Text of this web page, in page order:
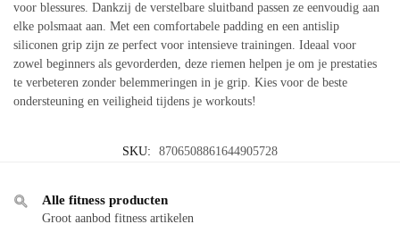
voor blessures. Dankzij de verstelbare sluitband passen ze eenvoudig aan
elke polsmaat aan. Met een comfortabele padding en een antislip
siliconen grip zijn ze perfect voor intensieve trainingen. Ideaal voor
zowel beginners als gevorderden, deze riemen helpen je om je prestaties
te verbeteren zonder belemmeringen in je grip. Kies voor de beste
ondersteuning en veiligheid tijdens je workouts!
SKU: 8706508861644905728
Alle fitness producten
Groot aanbod fitness artikelen